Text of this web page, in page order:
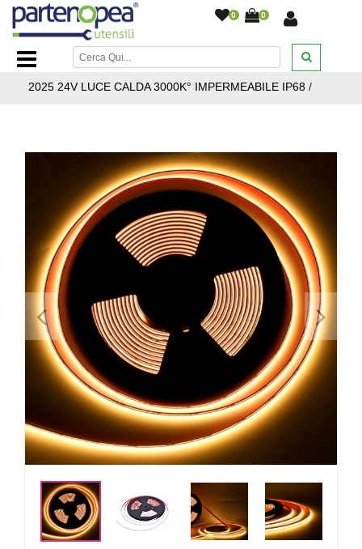
0 0
Home Page/ILLUMINAZIONE LED/STRISCIE LED
PROFILI ALLUMINIO ALIMENTATORI/STRISCIA LED
2025 24V LUCE CALDA 3000K° IMPERMEABILE IP68 /
< >